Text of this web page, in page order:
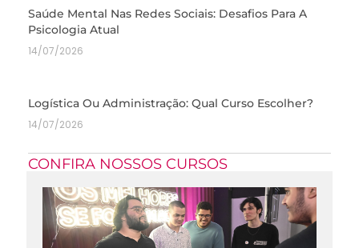
Saúde Mental Nas Redes Sociais: Desafios Para A
Psicologia Atual
14/07/2026
Logística Ou Administração: Qual Curso Escolher?
14/07/2026
CONFIRA NOSSOS CURSOS